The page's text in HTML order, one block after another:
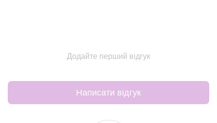
Додайте перший відгук
Написати відгук